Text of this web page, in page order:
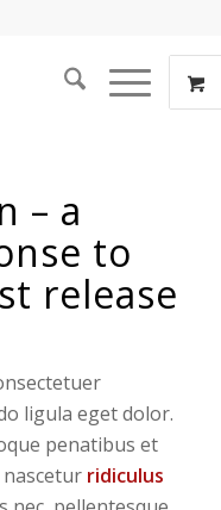
– a
to
release
ligula eget dolor.
penatibus et
ridiculus